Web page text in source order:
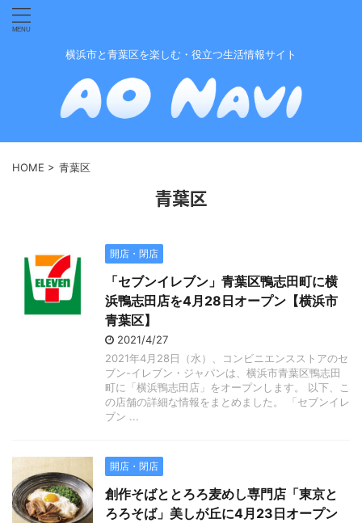
横浜市と青葉区を楽しむ・役立つ生活情報サイト
HOME > 青葉区
青葉区
開店・閉店
「セブンイレブン」青葉区鴨志田町に横
浜鴨志田店を4月28日オープン【横浜市
青葉区】
2021/4/27
2021年4月28日（水）、コンビニエンスストアのセ
ブン-イレブン・ジャパンは、横浜市青葉区鴨志田
町に「横浜鴨志田店」をオープンします。 以下、こ
の店舗の詳細な情報をまとめました。 「セブンイレ
ブン ...
開店・閉店
創作そばととろろ麦めし専門店「東京と
ろろそば」美しが丘に4月23日オープン